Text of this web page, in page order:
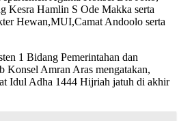
Kesra Hamlin S Ode Makka serta
Hewan,MUI,Camat Andoolo serta
1 Bidang Pemerintahan dan
Konsel Amran Aras mengatakan,
Idul Adha 1444 Hijriah jatuh di akhir